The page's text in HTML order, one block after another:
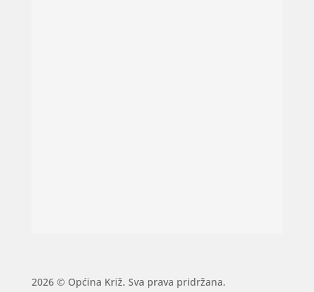
2026 © Općina Križ. Sva prava pridržana.